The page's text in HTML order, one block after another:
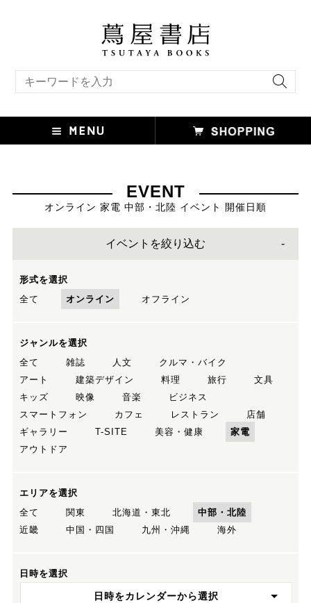
EVENT
オンライン 家電 中部・北陸 イベント 開催日順
イベントを絞り込む
形式を選択
全て
オンライン オフライン
ジャンルを選択
全て
雑誌 人文
クルマ・バイク
アート
建築デザイン 料理 旅行
文具
キッズ
映像 音楽
ビジネス
スマートフォン
カフェ レストラン
店舗
ギャラリー
T-SITE 美容・健康
家電
アウトドア
エリアを選択
全て
関東 北海道・東北
中部・北陸
近畿
中国・四国 九州・沖縄 海外
日時を選択
日時をカレンダーから選択